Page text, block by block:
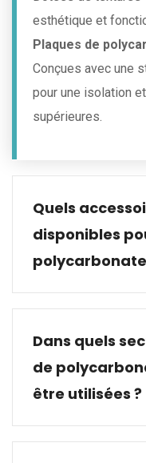
esthétique et
Plaques de
Conçues avec une
pour une isolation
supérieures.
Quels
disponibles
Dans quels
de
être utilisées ?